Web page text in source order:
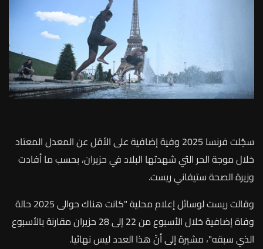
سجّلتفرنسا وفيةإضافيةعلىالأقلعنالمعدلالمعتاد
خلالموجةالحرالتيشهدتها البلادفيحزيران، بحسبماأفادت
وزيرةالصحةستيفانيريست.
وقالتريستلوسائلإعلاممحلية"كانتهناكحوالى
حالة
وفاةإضافيةخلالالأسبوعمن إلى حزيرانمقارنةبالأسبوع
الذيسبقه"، مشيرةإلىأنّهذا العددليسنهائيا.